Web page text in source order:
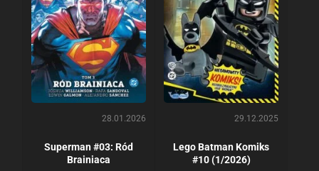
28.01.2026
Superman #03: Ród
Brainiaca
29.12.2025
Lego Batman Komiks
#10 (1/2026)